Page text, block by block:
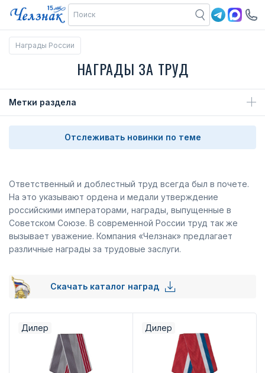
Награды России
НАГРАДЫ ЗА ТРУД
Метки раздела
Отслеживать новинки по теме
Ответственный и доблестный труд всегда был в почете.
На это указывают ордена и медали утверждение
российскими императорами, награды, выпущенные в
Советском Союзе. В современной России труд так же
вызывает уважение. Компания «Челзнак» предлагает
различные награды за трудовые заслуги.
Скачать каталог наград
Дилер Дилер